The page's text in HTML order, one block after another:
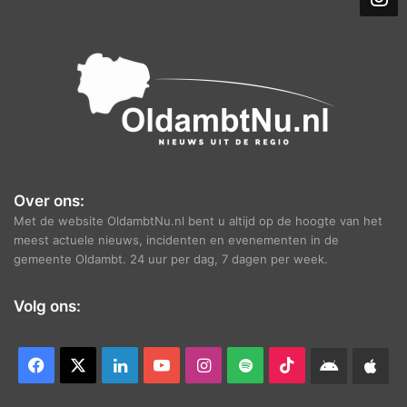
Over ons:
Met de website OldambtNu.nl bent u altijd op de hoogte van het
meest actuele nieuws, incidenten en evenementen in de
gemeente Oldambt. 24 uur per dag, 7 dagen per week.
Volg ons:
Facebook LinkedInYouTubeInstagram
Spotify TikTokAndroid